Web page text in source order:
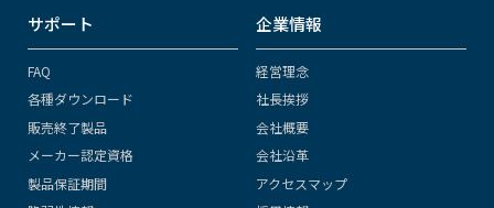
サポート
FAQ
各種ダウンロード
販売終了製品
メーカー認定資格
製品保証期間
企業情報
経営理念
社長挨拶
会社概要
会社沿革
アクセスマップ